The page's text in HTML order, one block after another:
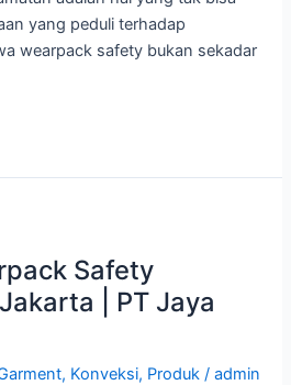
yang peduli terhadap
wearpack safety bukan sekadar
Safety
| PT Jaya
, Konveksi, Produk /admin